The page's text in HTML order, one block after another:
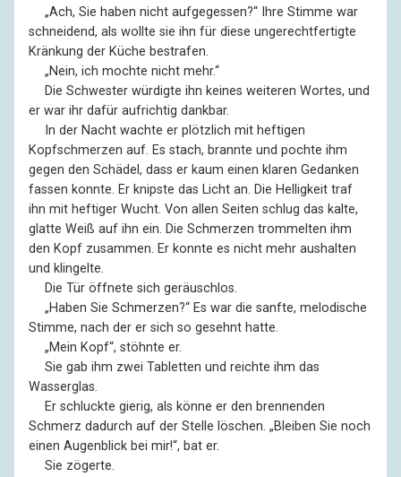
„Ach, Sie haben nicht aufgegessen?“ Ihre Stimme war
schneidend, als wollte sie ihn für diese ungerechtfertigte
Kränkung der Küche bestrafen.
„Nein, ich mochte nicht mehr.“
Die Schwester würdigte ihn keines weiteren Wortes, und
er war ihr dafür aufrichtig dankbar.
In der Nacht wachte er plötzlich mit heftigen
Kopfschmerzen auf. Es stach, brannte und pochte ihm
gegen den Schädel, dass er kaum einen klaren Gedanken
fassen konnte. Er knipste das Licht an. Die Helligkeit traf
ihn mit heftiger Wucht. Von allen Seiten schlug das kalte,
glatte Weiß auf ihn ein. Die Schmerzen trommelten ihm
den Kopf zusammen. Er konnte es nicht mehr aushalten
und klingelte.
Die Tür öffnete sich geräuschlos.
„Haben Sie Schmerzen?“ Es war die sanfte, melodische
Stimme, nach der er sich so gesehnt hatte.
„Mein Kopf“, stöhnte er.
Sie gab ihm zwei Tabletten und reichte ihm das
Wasserglas.
Er schluckte gierig, als könne er den brennenden
Schmerz dadurch auf der Stelle löschen. „Bleiben Sie noch
einen Augenblick bei mir!“, bat er.
Sie zögerte.